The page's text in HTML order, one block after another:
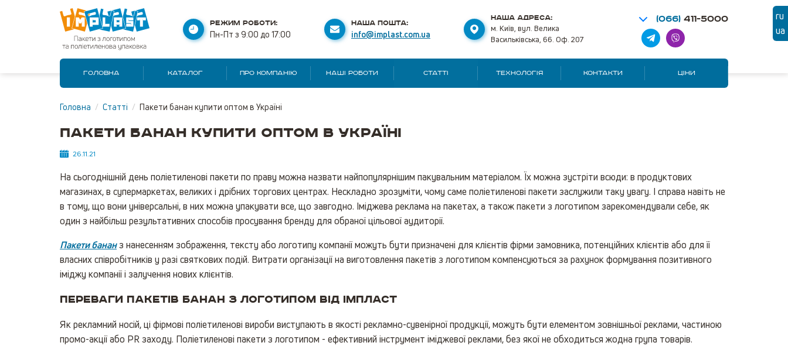
ru
ua
РЕЖИМ РОБОТИ:
Пн-Пт з 9:00 до 17:00
НАША ПОШТА:
info@implast.com.ua
НАША АДРЕСА:
м. Київ, вул. Велика
Васильківська, 66. Оф. 207
(066) 411-5000
ГОЛОВНА КАТАЛОГ ПРО КОМПАНІЮ НАШІ РОБОТИ СТАТТІ ТЕХНОЛОГІЯ КОНТАКТИ ЦІНИ
Головна / Статті / Пакети банан купити оптом в Україні
Пакети банан купити оптом в Україні
26.11.21
На сьогоднішній день поліетиленові пакети по праву можна назвати найпопулярнішим пакувальним матеріалом. Їх можна зустріти всюди: в продуктових
магазинах, в супермаркетах, великих і дрібних торгових центрах. Нескладно зрозуміти, чому саме поліетиленові пакети заслужили таку увагу. І справа навіть не
в тому, що вони універсальні, в них можна упакувати все, що завгодно. Іміджева реклама на пакетах, а також пакети з логотипом зарекомендували себе, як
один з найбільш результативних способів просування бренду для обраної цільової аудиторії.
Пакети бананз нанесенням зображення, тексту або логотипу компанії можуть бути призначені для клієнтів фірми замовника, потенційних клієнтів або для її
власних співробітників у разі святкових подій. Витрати організації на виготовлення пакетів з логотипом компенсуються за рахунок формування позитивного
іміджу компанії і залучення нових клієнтів.
Переваги пакетів банан з логотипом від Імпласт
Як рекламний носій, ці фірмові поліетиленові вироби виступають в якості рекламно-сувенірної продукції, можуть бути елементом зовнішньої реклами, частиною
промо-акції або PR заходу. Поліетиленові пакети з логотипом - ефективний інструмент іміджевої реклами, без якої не обходиться жодна група товарів.